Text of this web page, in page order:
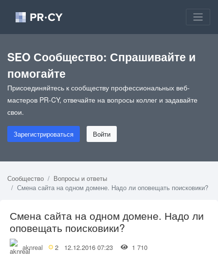
SEO Сообщество: Спрашивайте и
помогайте
Присоединяйтесь к сообществу профессиональных веб-
мастеров PR-CY, отвечайте на вопросы коллег и задавайте
свои.
Зарегистрироваться Войти
Сообщество
Вопросы и ответы
Смена сайта на одном домене. Надо ли оповещать поисковики?
Смена сайта на одном домене. Надо ли
оповещать поисковики?
aknreal 2 12.12.2016 07:23 1 710